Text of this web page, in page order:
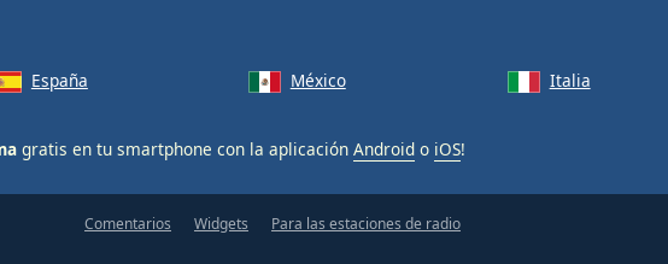
España México Italia
gratis en tu smartphone con la aplicación Android o iOS!
Comentarios Widgets Para las estaciones de radio